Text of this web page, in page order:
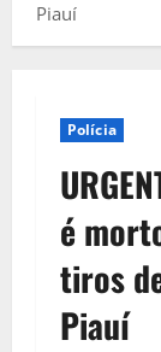
Piauí
Polícia
é
tiros
Piauí